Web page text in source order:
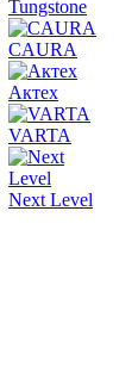
Tungstone
CAURA
Актех
VARTA
Next Level